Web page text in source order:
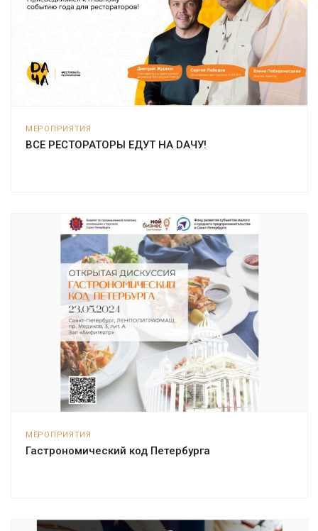
МЕРОПРИЯТИЯ
ВСЕ РЕСТОРАТОРЫ ЕДУТ НА DAЧУ!
МЕРОПРИЯТИЯ
Гастрономический код Петербурга